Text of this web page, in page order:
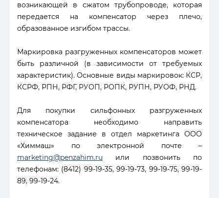
возникающей в сжатом трубопроводе, которая
передается на компенсатор через плечо,
образованное изгибом трассы.
Маркировка разгруженных компенсаторов может
быть различной (в зависимости от требуемых
характеристик). Основные виды маркировок: КСР,
КСРФ, РПН, РФГ, РУОП, РОПК, РУПН, РУОФ, РНД.
Для покупки сильфонных разгруженных
компенсатора необходимо направить
техническое задание в отдел маркетинга ООО
«Химмаш» по электронной почте –
marketing@penzahim.ru или позвонить по
телефонам: (8412) 99-19-35, 99-19-73, 99-19-75, 99-19-
89, 99-19-24.